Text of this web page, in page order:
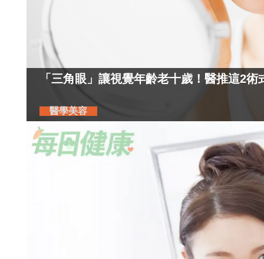
「三角眼」讓視覺年齡老十歲！醫推這2
醫學美容